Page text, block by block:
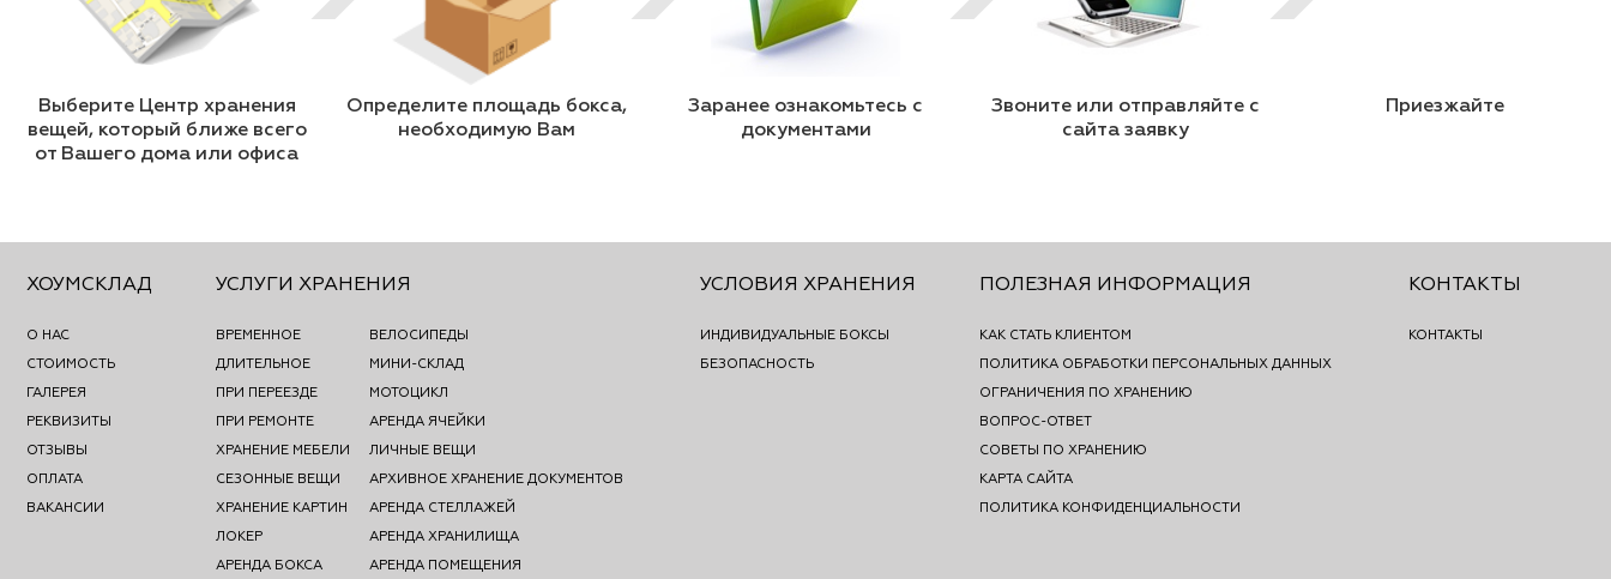
Выберите Центр хранения
вещей, который ближе всего
от Вашего дома или офиса
Определите площадь бокса,
необходимую Вам
Заранее ознакомьтесь с
документами
Звоните или отправляйте с
сайта заявку
Приезжайте
ХОУМСКЛАД
О НАС
СТОИМОСТЬ
ГАЛЕРЕЯ
РЕКВИЗИТЫ
ОТЗЫВЫ
ОПЛАТА
ВАКАНСИИ
УСЛУГИ ХРАНЕНИЯ
ВРЕМЕННОЕ
ДЛИТЕЛЬНОЕ
ПРИ ПЕРЕЕЗДЕ
ПРИ РЕМОНТЕ
ХРАНЕНИЕ МЕБЕЛИ
СЕЗОННЫЕ ВЕЩИ
ХРАНЕНИЕ КАРТИН
ЛОКЕР
АРЕНДА БОКСА
ВЕЛОСИПЕДЫ
МИНИ-СКЛАД
МОТОЦИКЛ
АРЕНДА ЯЧЕЙКИ
ЛИЧНЫЕ ВЕЩИ
АРХИВНОЕ ХРАНЕНИЕ ДОКУМЕНТОВ
АРЕНДА СТЕЛЛАЖЕЙ
АРЕНДА ХРАНИЛИЩА
АРЕНДА ПОМЕЩЕНИЯ
УСЛОВИЯ ХРАНЕНИЯ
ИНДИВИДУАЛЬНЫЕ БОКСЫ
БЕЗОПАСНОСТЬ
ПОЛЕЗНАЯ ИНФОРМАЦИЯ
КАК СТАТЬ КЛИЕНТОМ
ПОЛИТИКА ОБРАБОТКИ ПЕРСОНАЛЬНЫХ ДАННЫХ
ОГРАНИЧЕНИЯ ПО ХРАНЕНИЮ
ВОПРОС-ОТВЕТ
СОВЕТЫ ПО ХРАНЕНИЮ
КАРТА САЙТА
ПОЛИТИКА КОНФИДЕНЦИАЛЬНОСТИ
КОНТАКТЫ
КОНТАКТЫ